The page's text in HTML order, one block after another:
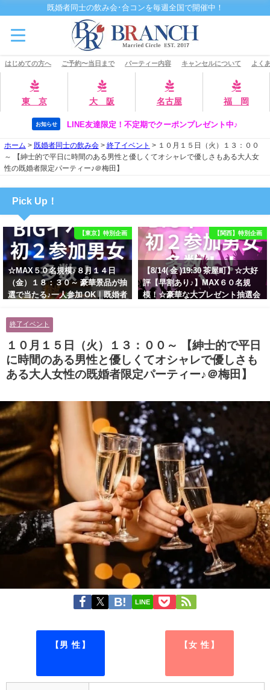
既婚者同士の飲み会･合コンを毎週全国で開催中！
はじめての方へ ご予約〜当日まで パーティー内容 キャンセルについて よく
東 京 大 阪 名古屋 福 岡
お知らせ LINE友達限定！不定期でクーポンプレゼント中♪
ホーム > 既婚者同士の飲み会> 終了イベント > １０月１５日（火）１３：００
～ 【紳士的で平日に時間のある男性と優しくてオシャレで優しさもある大人女
性の既婚者限定パーティー♪＠梅田】
Pick Up！
【東京】特別企画
☆MAX５０名規模♪８月１４日
（金）１８：３０～ 豪華景品が抽
選で当たる♪一人参加 OK｜既婚者
に余裕のある健康的なオシャレ男
性と美容好きで優しさのある大人
女性の既婚者限定ビッグパーティ
ー♪＠池袋】
【関西】特別企画
【8/14( 金 )19:30 茶屋町】☆大好
評【早割あり♪】MAX６０名規
模！☆豪華な大プレゼント抽選会
ティー♪＠茶屋町】
終了イベント
１０月１５日（火）１３：００～ 【紳士的で平日
に時間のある男性と優しくてオシャレで優しさも
ある大人女性の既婚者限定パーティー♪＠梅田】
LINE
【男 性】 【女 性】